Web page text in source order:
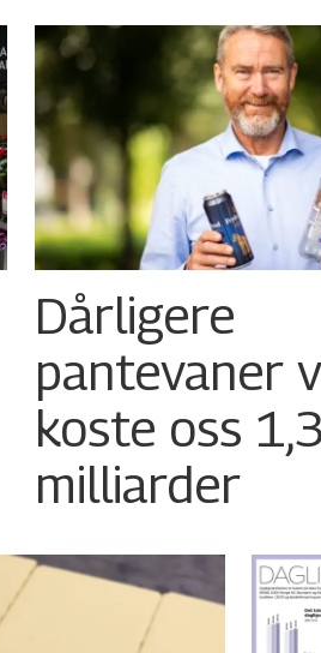
Dårligere
pantevaner
koste oss 1,3
milliarder